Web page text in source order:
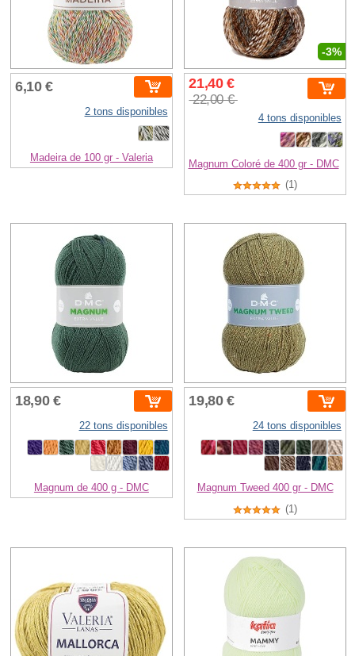
6,10 €
2 tons disponibles
Madeira de 100 gr - Valeria
-3%
21,40 €
22,00 €
4 tons disponibles
Magnum Coloré de 400 gr - DMC
(1)
18,90 €
22 tons disponibles
Magnum de 400 g - DMC
19,80 €
24 tons disponibles
Magnum Tweed 400 gr - DMC
(1)